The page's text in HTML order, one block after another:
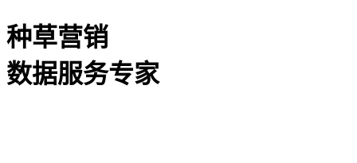
种草营销
数据服务专家